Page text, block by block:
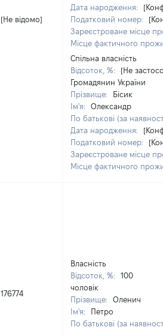
[Не відомо]
Дата народження:
Податковий номер:
Зареєстроване місце
Місце фактичного
Спільна власність
Відсоток, %:
[Не
Громадянин України
Прізвище:
Бісик
Ім'я:
Олександр
По батькові (за
Дата народження:
Податковий номер:
Зареєстроване місце
Місце фактичного
176774
Власність
Відсоток, %:
100
чоловік
Прізвище:
Оленич
Ім'я:
Петро
По батькові (за